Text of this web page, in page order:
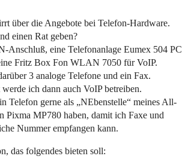
über die Angebote bei Telefon-Hardware.
einen Rat geben?
Anschluß, eine Telefonanlage Eumex 504 PC
Fritz Box Fon WLAN 7050 für VoIP.
3 analoge Telefone und ein Fax.
ich dann auch VoIP betreiben.
Telefon gerne als „NEbenstelle“ meines All-
Pixma MP780 haben, damit ich Faxe und
Nummer empfangen kann.
das folgendes bieten soll: